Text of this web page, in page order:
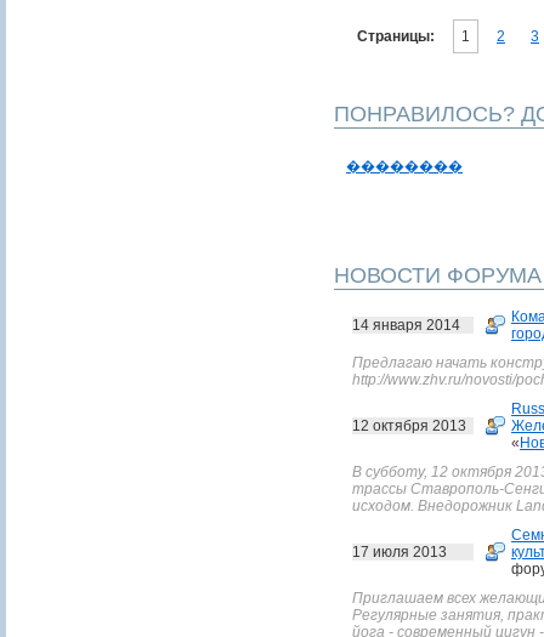
Страницы: 1 2 3
ПОНРАВИЛОСЬ?
��������
НОВОСТИ ФОРУМА
14 января 2014
Предлагаю начать
http://www.zhv.ru/novosti/
12 октября 2013
«
В субботу, 12 октября
трассы Ставрополь-
исходом. Внедорожник
17 июля 2013
Приглашаем всех
Регулярные занятия,
йога - современный цигун